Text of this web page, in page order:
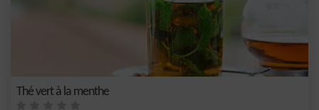
Thé vert à la menthe